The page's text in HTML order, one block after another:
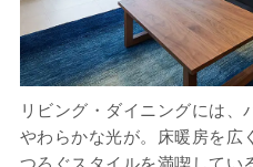
リビング・ダイニングには、
やわらかな光が。床暖房を広